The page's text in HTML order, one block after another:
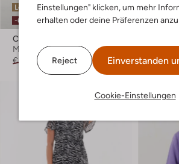
Einstellungen" klicken, um mehr
erhalten oder deine Präferenzen
Reject Einverstanden
Cookie-Einstellungen
Letzter Artikel
-60%
Colourful Rebel
Minirock
€ 69,95
€ 27,99
Letzte
-60%
€ 99,95